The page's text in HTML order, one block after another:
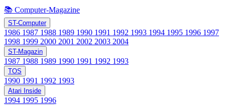
📚 Computer-Magazine
ST-Computer
1986 1987 1988 1989 1990 1991 1992 1993 1994 1995 1996 1997
1998 1999 2000 2001 2002 2003 2004
ST-Magazin
1987 1988 1989 1990 1991 1992 1993
TOS
1990 1991 1992 1993
Atari Inside
1994 1995 1996